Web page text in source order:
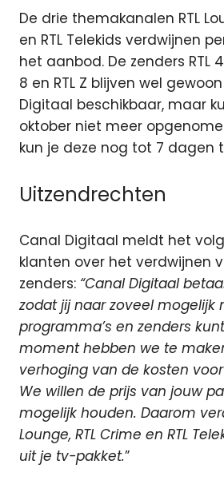
De drie themakanalen RTL
en RTL Telekids verdwijnen
het aanbod. De zenders RTL 4,
8 en RTL Z blijven wel
Digitaal beschikbaar, maar
oktober niet meer
kun je deze nog tot 7 dagen
Uitzendrechten
Canal Digitaal meldt het
klanten over het verdwijnen
zenders: “Canal Digitaal
zodat jij naar zoveel mogelijk
programma’s en zenders
moment hebben we te
verhoging van de kosten
We willen de prijs van jouw
mogelijk houden. Daarom
Lounge, RTL Crime en RTL
uit je tv-pakket.”